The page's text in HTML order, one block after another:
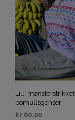
Lilli mønsterstrikket
bomullsgenser
kr 60.00